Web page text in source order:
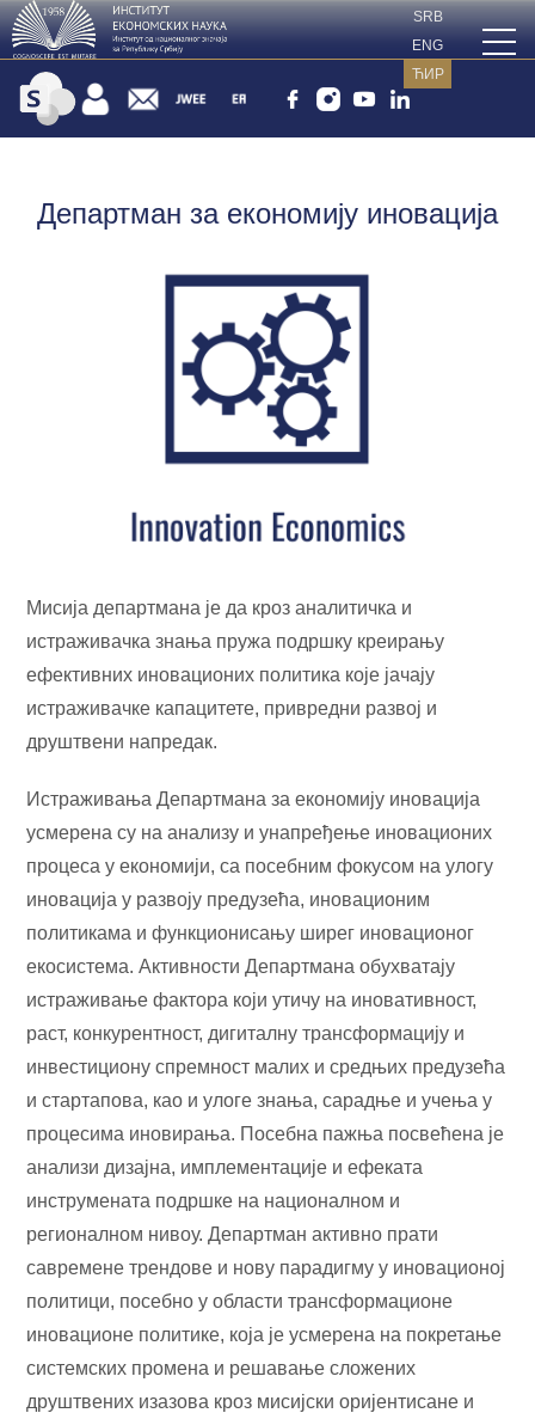
SRB
ENG
ЋИР
Департман за економију иновација
Мисија департмана је да кроз аналитичка и
истраживачка знања пружа подршку креирању
ефективних иновационих политика које јачају
истраживачке капацитете, привредни развој и
друштвени напредак.
Истраживања Департмана за економију иновација
усмерена су на анализу и унапређење иновационих
процеса у економији, са посебним фокусом на улогу
иновација у развоју предузећа, иновационим
политикама и функционисању ширег иновационог
екосистема. Активности Департмана обухватају
истраживање фактора који утичу на иновативност,
раст, конкурентност, дигиталну трансформацију и
инвестициону спремност малих и средњих предузећа
и стартапова, као и улоге знања, сарадње и учења у
процесима иновирања. Посебна пажња посвећена је
анализи дизајна, имплементације и ефеката
инструмената подршке на националном и
регионалном нивоу. Департман активно прати
савремене трендове и нову парадигму у иновационој
политици, посебно у области трансформационе
иновационе политике, која је усмерена на покретање
системских промена и решавање сложених
друштвених изазова кроз мисијски оријентисане и